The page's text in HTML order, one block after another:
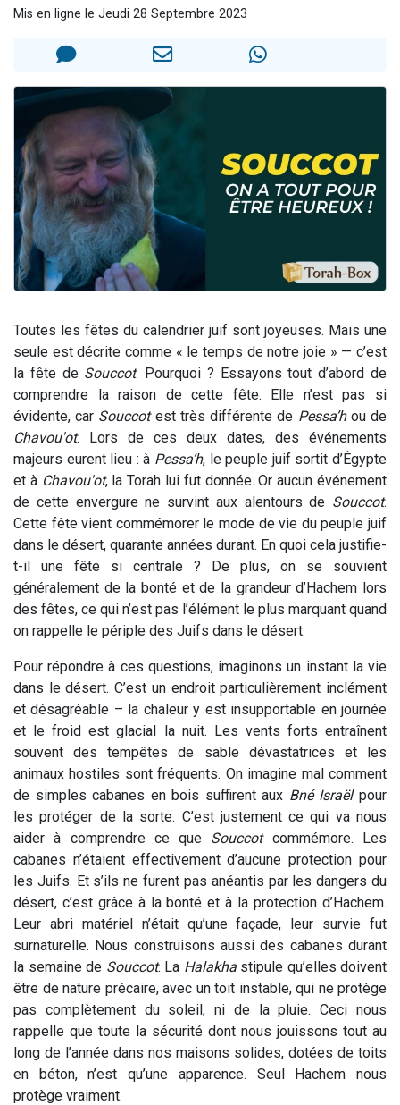
12 nouvelles musiques dans Torah-Box Music
Mis en ligne le Jeudi 28 Septembre 2023
Toutes les fêtes du calendrier juif sont joyeuses. Mais une
seule est décrite comme « le temps de notre joie » — c’est
la fête de Souccot. Pourquoi ? Essayons tout d’abord de
comprendre la raison de cette fête. Elle n’est pas si
évidente, car Souccotest très différente de Pessa’hou de
Chavou'ot. Lors de ces deux dates, des événements
majeurs eurent lieu : à Pessa’h, le peuple juif sortit d’Égypte
et à Chavou'ot, la Torah lui fut donnée. Or aucun événement
de cette envergure ne survint aux alentours de Souccot.
Cette fête vient commémorer le mode de vie du peuple juif
dans le désert, quarante années durant. En quoi cela justifie-
t-il une fête si centrale ? De plus, on se souvient
généralement de la bonté et de la grandeur d’Hachem lors
des fêtes, ce qui n’est pas l’élément le plus marquant quand
on rappelle le périple des Juifs dans le désert.
Pour répondre à ces questions, imaginons un instant la vie
dans le désert. C’est un endroit particulièrement inclément
et désagréable – la chaleur y est insupportable en journée
et le froid est glacial la nuit. Les vents forts entraînent
souvent des tempêtes de sable dévastatrices et les
animaux hostiles sont fréquents. On imagine mal comment
de simples cabanes en bois suffirent aux Bné Israëlpour
les protéger de la sorte. C’est justement ce qui va nous
aider à comprendre ce que Souccotcommémore. Les
cabanes n’étaient effectivement d’aucune protection pour
les Juifs. Et s’ils ne furent pas anéantis par les dangers du
désert, c’est grâce à la bonté et à la protection d’Hachem.
Leur abri matériel n’était qu’une façade, leur survie fut
surnaturelle. Nous construisons aussi des cabanes durant
la semaine de Souccot. La Halakhastipule qu’elles doivent
être de nature précaire, avec un toit instable, qui ne protège
pas complètement du soleil, ni de la pluie. Ceci nous
rappelle que toute la sécurité dont nous jouissons tout au
long de l’année dans nos maisons solides, dotées de toits
en béton, n’est qu’une apparence. Seul Hachem nous
protège vraiment.